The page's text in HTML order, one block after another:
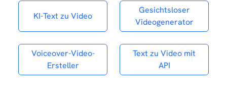
KI-Text zu Video
Gesichtsloser
Videogenerator
Voiceover-Video-
Ersteller
Text zu Video mit
API